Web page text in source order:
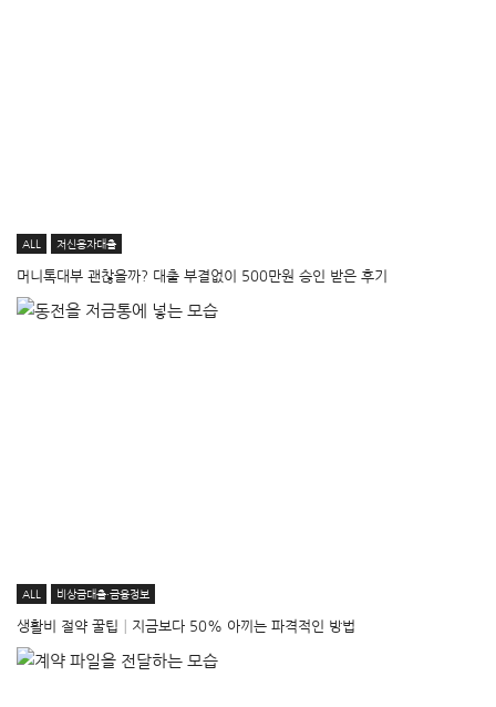
ALL 저신용자대출
머니톡대부 괜찮을까? 대출 부결없이 500만원 승인 받은 후기
ALL 비상금대출·금융정보
생활비 절약 꿀팁│지금보다 50% 아끼는 파격적인 방법